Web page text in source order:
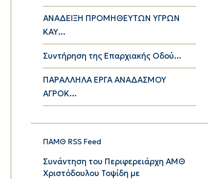
ΑΝΑΔΕΙΞΗ ΠΡΟΜΗΘΕΥΤΩΝ ΥΓΡΩΝ
ΚΑΥ...
Συντήρηση της Επαρχιακής Οδού...
ΠΑΡΑΛΛΗΛΑ ΕΡΓΑ ΑΝΑΔΑΣΜΟΥ
ΑΓΡΟΚ...
ΠΑΜΘ RSS Feed
Συνάντηση του Περιφερειάρχη ΑΜΘ
Χριστόδουλου Τοψίδη με